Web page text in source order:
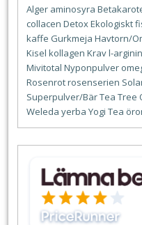
Alger aminosyra
collacen DetoxEkologiskt
kaffe Gurkmeja Havtorn/
Kisel kollagen Kravl-arginin
Mivitotal Nyponpulver
Rosenrotrosenserien
Superpulver/BärTea Tree
Weleda yerba Yogi Tea